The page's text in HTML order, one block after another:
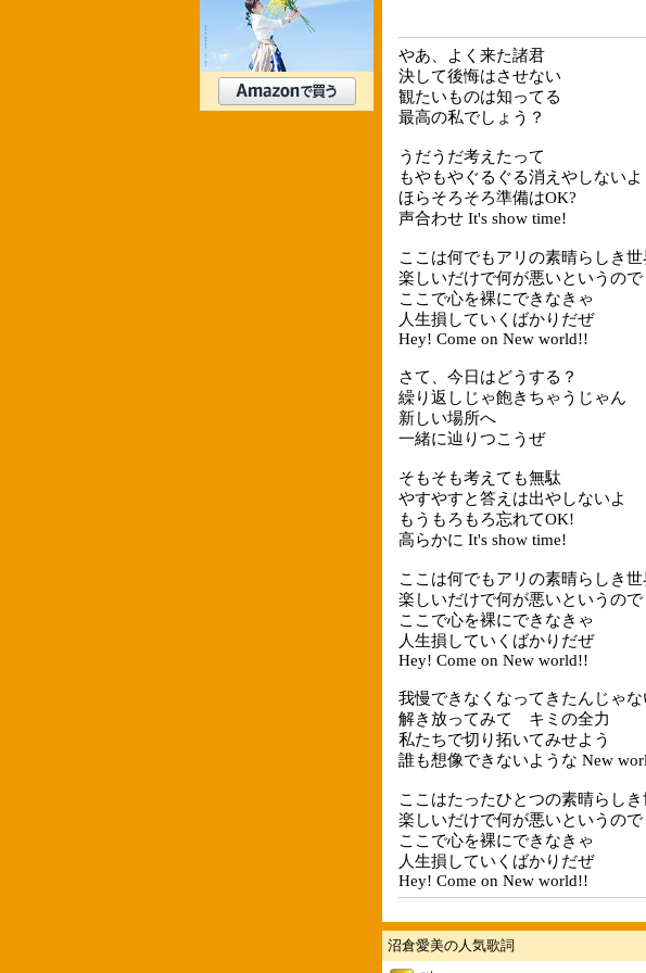
やあ、よく来た諸君
決して後悔はさせない
観たいものは知ってる
最高の私でしょう？
うだうだ考えたって
もやもやぐるぐる消えやしないよ
ほらそろそろ準備はOK?
声合わせ It's show time!
ここは何でもアリの素晴らしき世
楽しいだけで何が悪いというので
ここで心を裸にできなきゃ
人生損していくばかりだぜ
Hey! Come on New world!!
さて、今日はどうする？
繰り返しじゃ飽きちゃうじゃん
新しい場所へ
一緒に辿りつこうぜ
そもそも考えても無駄
やすやすと答えは出やしないよ
もうもろもろ忘れてOK!
高らかに It's show time!
ここは何でもアリの素晴らしき世
楽しいだけで何が悪いというので
ここで心を裸にできなきゃ
人生損していくばかりだぜ
Hey! Come on New world!!
我慢できなくなってきたんじゃな
解き放ってみて キミの全力
私たちで切り拓いてみせよう
誰も想像できないような New
ここはたったひとつの素晴らしき
楽しいだけで何が悪いというので
ここで心を裸にできなきゃ
人生損していくばかりだぜ
Hey! Come on New world!!
沼倉愛美の人気歌詞